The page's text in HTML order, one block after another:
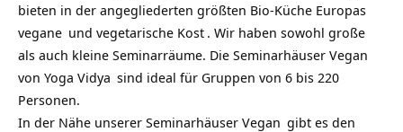
bieten in der angegliederten größten Bio-Küche Europas
vegane und vegetarische Kost . Wir haben sowohl große
als auch kleine Seminarräume. Die Seminarhäuser Vegan
von Yoga Vidya sind ideal für Gruppen von 6 bis 220
Personen.
In der Nähe unserer Seminarhäuser Vegan gibt es den